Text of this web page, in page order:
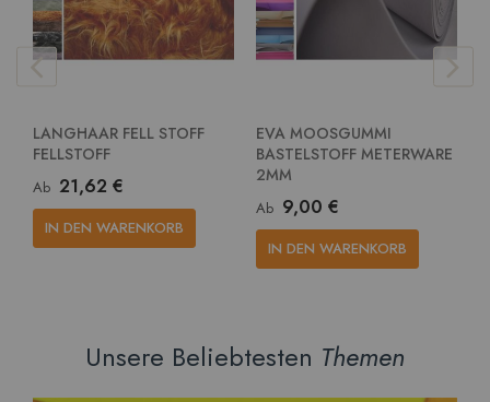
LANGHAAR FELL STOFF
FELLSTOFF
Ab 21,62 €
IN DEN WARENKORB
EVA MOOSGUMMI
BASTELSTOFF METERWARE
2MM
Ab 9,00 €
IN DEN WARENKORB
Unsere Beliebtesten Themen